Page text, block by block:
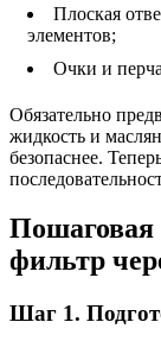
Плоская
элементов;
Очки и
Обязательно
жидкость и
безопаснее.
Пошаговая
фильтр
Шаг 1.